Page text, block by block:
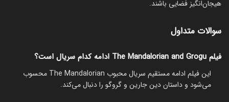
هیجان‌انگیز فضایی باشند.
سوالات متداول
فیلم The Mandalorian and Grogu ادامه کدام سریال است؟
این فیلم ادامه مستقیم سریال محبوب The Mandalorian محسوب
می‌شود و داستان دین جارین و گروگو را دنبال می‌کند.